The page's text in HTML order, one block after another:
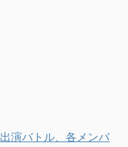
演バトル、各メンバ